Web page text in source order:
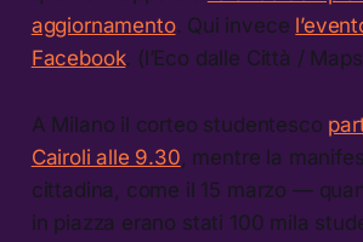
aggiornamento. Qui invece
Facebook. (l’Eco dalle Città /
A Milano il corteo studentesco
Cairoli alle 9.30, mentre la
cittadina, come il 15 marzo —
in piazza erano stati 100 mila